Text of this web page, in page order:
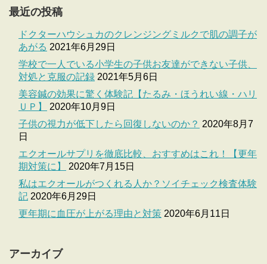
最近の投稿
ドクターハウシュカのクレンジングミルクで肌の調子が
あがる 2021年6月29日
学校で一人でいる小学生の子供お友達ができない子供、
対処と克服の記録 2021年5月6日
美容鍼の効果に驚く体験記【たるみ・ほうれい線・ハリ
ＵＰ】
2020年10月9日
子供の視力が低下したら回復しないのか？ 2020年8月7
日
エクオールサプリを徹底比較、おすすめはこれ！【更年
期対策に】
2020年7月15日
私はエクオールがつくれる人か？ソイチェック検査体験
記 2020年6月29日
更年期に血圧が上がる理由と対策 2020年6月11日
アーカイブ